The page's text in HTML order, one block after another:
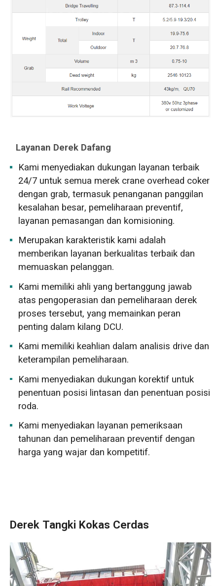
Layanan Derek Dafang
Kami menyediakan dukungan layanan terbaik
24/7 untuk semua merek crane overhead coker
dengan grab, termasuk penanganan panggilan
kesalahan besar, pemeliharaan preventif,
layanan pemasangan dan komisioning.
Merupakan karakteristik kami adalah
memberikan layanan berkualitas terbaik dan
memuaskan pelanggan.
Kami memiliki ahli yang bertanggung jawab
atas pengoperasian dan pemeliharaan derek
proses tersebut, yang memainkan peran
penting dalam kilang DCU.
Kami memiliki keahlian dalam analisis drive dan
keterampilan pemeliharaan.
Kami menyediakan dukungan korektif untuk
penentuan posisi lintasan dan penentuan posisi
roda.
Kami menyediakan layanan pemeriksaan
tahunan dan pemeliharaan preventif dengan
harga yang wajar dan kompetitif.
Derek Tangki Kokas Cerdas